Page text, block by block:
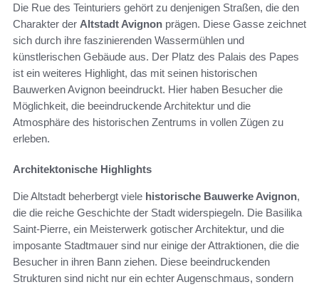
Die Rue des Teinturiers gehört zu denjenigen Straßen, die den
Charakter der Altstadt Avignon prägen. Diese Gasse zeichnet
sich durch ihre faszinierenden Wassermühlen und
künstlerischen Gebäude aus. Der Platz des Palais des Papes
ist ein weiteres Highlight, das mit seinen historischen
Bauwerken Avignon beeindruckt. Hier haben Besucher die
Möglichkeit, die beeindruckende Architektur und die
Atmosphäre des historischen Zentrums in vollen Zügen zu
erleben.
Architektonische Highlights
Die Altstadt beherbergt viele historische Bauwerke Avignon,
die die reiche Geschichte der Stadt widerspiegeln. Die Basilika
Saint-Pierre, ein Meisterwerk gotischer Architektur, und die
imposante Stadtmauer sind nur einige der Attraktionen, die die
Besucher in ihren Bann ziehen. Diese beeindruckenden
Strukturen sind nicht nur ein echter Augenschmaus, sondern